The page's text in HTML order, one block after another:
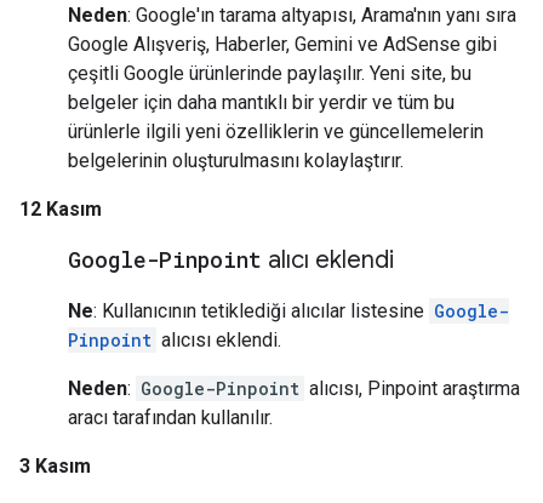
Neden: Google'ın tarama altyapısı, Arama'nın yanı sıra
Google Alışveriş, Haberler, Gemini ve AdSense gibi
çeşitli Google ürünlerinde paylaşılır. Yeni site, bu
belgeler için daha mantıklı bir yerdir ve tüm bu
ürünlerle ilgili yeni özelliklerin ve güncellemelerin
belgelerinin oluşturulmasını kolaylaştırır.
12 Kasım
Google-Pinpoint alıcı eklendi
Ne: Kullanıcının tetiklediği alıcılar listesine Google-
Pinpoint alıcısı eklendi.
Neden: Google-Pinpoint alıcısı, Pinpoint araştırma
aracı tarafından kullanılır.
3 Kasım